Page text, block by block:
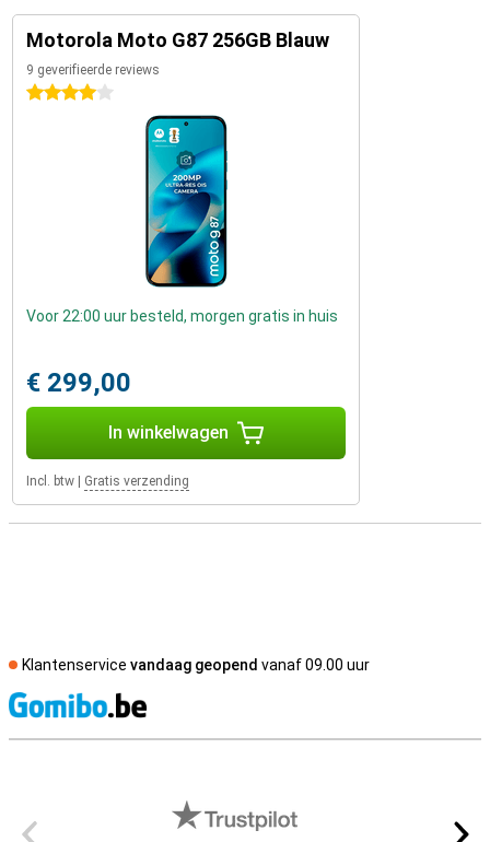
Motorola Moto G87 256GB Blauw
9 geverifieerde reviews
4 sterren
Voor 22:00 uur besteld, morgen gratis in huis
€ 299,00
In winkelwagen
Incl. btw Gratis verzending
Klantenservice vandaag geopend vanaf 09.00 uur